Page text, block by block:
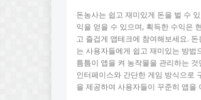
돈농사는 쉽고 재미있게 돈을 벌 수
익을 얻을 수 있으며, 획득한 수익은
고 즐겁게 앱테크에 참여해보세요.
는 사용자들에게 쉽고 재미있는 방
틈틈이 앱을 켜 농작물을 관리하는
인터페이스와 간단한 게임 방식으로
을 제공하여 사용자들이 꾸준히 앱을